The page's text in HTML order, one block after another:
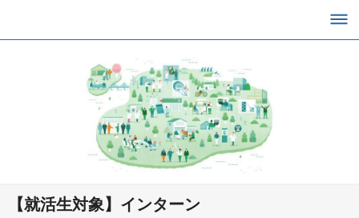
【就活生対象】インターン